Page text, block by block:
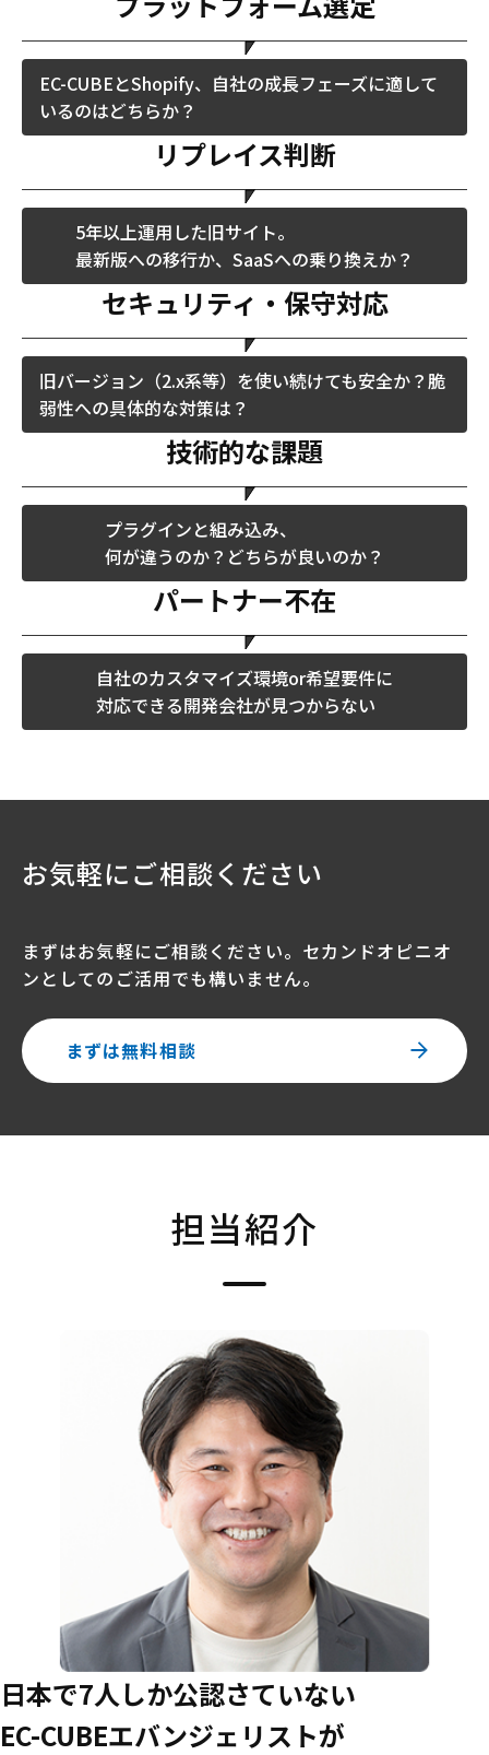
EC-CUBEとShopify、自社の成長フェーズに適して
いるのはどちらか？
リプレイス判断
5年以上運用した旧サイト。
最新版への移行か、SaaSへの乗り換えか？
セキュリティ・保守対応
旧バージョン（2.x系等）を使い続けても安全か？脆
弱性への具体的な対策は？
技術的な課題
プラグインと組み込み、
何が違うのか？どちらが良いのか？
パートナー不在
自社のカスタマイズ環境or希望要件に
対応できる開発会社が見つからない
お気軽にご相談ください
まずはお気軽にご相談ください。セカンドオピニオ
ンとしてのご活用でも構いません。
まずは無料相談
担当紹介
⽇本で7⼈しか公認さていない
EC-CUBEエバンジェリストが